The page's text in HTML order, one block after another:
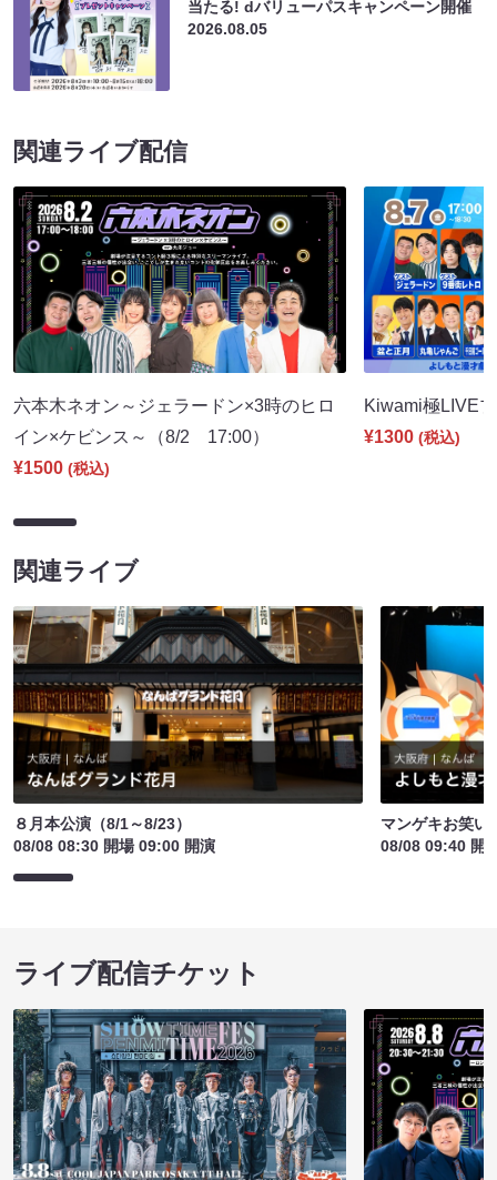
当たる! dバリューパスキャンペーン開催
2026.08.05
関連ライブ配信
六本木ネオン～ジェラードン×3時のヒロ
イン×ケビンス～（8/2 17:00）
¥1500 (税込)
Kiwami極LIVE
¥1300 (税込)
関連ライブ
８月本公演（8/1～8/23）
08/08 08:30 開場 09:00 開演
マンゲキお笑い
08/08 09:40 開
ライブ配信チケット